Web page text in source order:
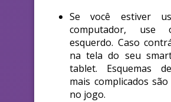
Se você estiver
computador, use
esquerdo. Caso
na tela do seu
tablet. Esquemas
mais complicados
no jogo.